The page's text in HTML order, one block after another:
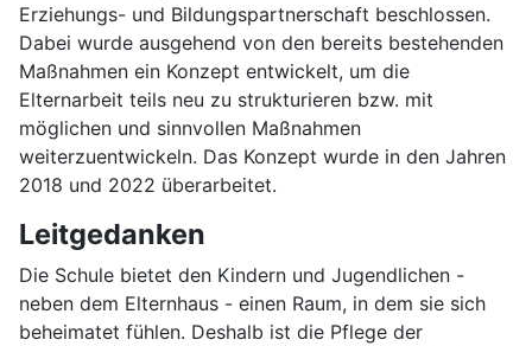
Erziehungs- und Bildungspartnerschaft beschlossen.
Dabei wurde ausgehend von den bereits bestehenden
Maßnahmen ein Konzept entwickelt, um die
Elternarbeit teils neu zu strukturieren bzw. mit
möglichen und sinnvollen Maßnahmen
weiterzuentwickeln. Das Konzept wurde in den Jahren
2018 und 2022 überarbeitet.
Leitgedanken
Die Schule bietet den Kindern und Jugendlichen -
neben dem Elternhaus - einen Raum, in dem sie sich
beheimatet fühlen. Deshalb ist die Pflege der